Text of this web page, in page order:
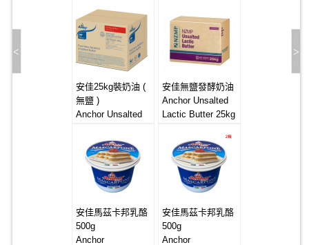
安佳25kg裝奶油 (
無鹽 )
Anchor Unsalted
安佳無鹽發酵奶油
Anchor Unsalted
Lactic Butter 25kg
安佳馬茲卡邦乳酪
500g
Anchor
安佳馬茲卡邦乳酪
500g
Anchor